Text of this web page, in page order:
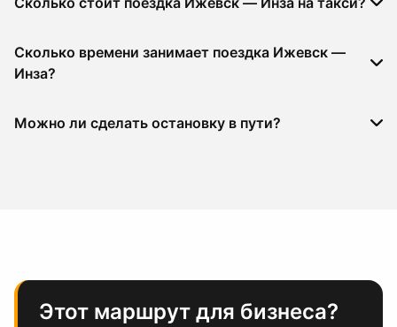
Сколько времени занимает поездка Ижевск —
Инза?
Можно ли сделать остановку в пути?
Этот маршрут для бизнеса?